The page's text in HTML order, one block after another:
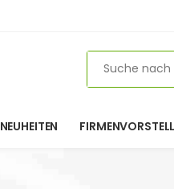
Search
NEUHEITEN